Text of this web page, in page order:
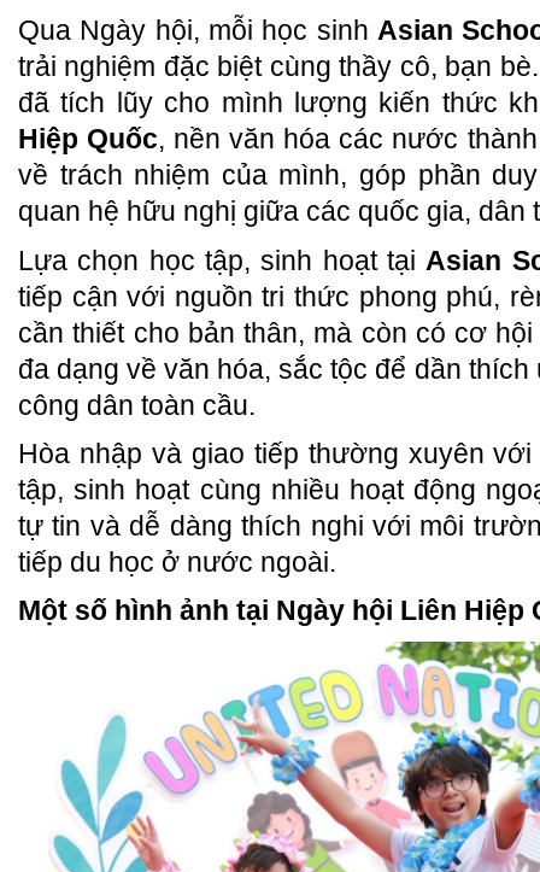
Qua Ngày hội, mỗi học sinh Asian
trải nghiệm đặc biệt cùng thầy cô, bạn
đã tích lũy cho mình lượng kiến thức
Hiệp Quốc, nền văn hóa các nước
về trách nhiệm của mình, góp phần
quan hệ hữu nghị giữa các quốc gia, dân
Lựa chọn học tập, sinh hoạt tại Asian
tiếp cận với nguồn tri thức phong phú,
cần thiết cho bản thân, mà còn có cơ
đa dạng về văn hóa, sắc tộc để dần
công dân toàn cầu.
Hòa nhập và giao tiếp thường xuyên
tập, sinh hoạt cùng nhiều hoạt động
tự tin và dễ dàng thích nghi với môi
tiếp du học ở nước ngoài.
Một số hình ảnh tại Ngày hội Liên Hiệp